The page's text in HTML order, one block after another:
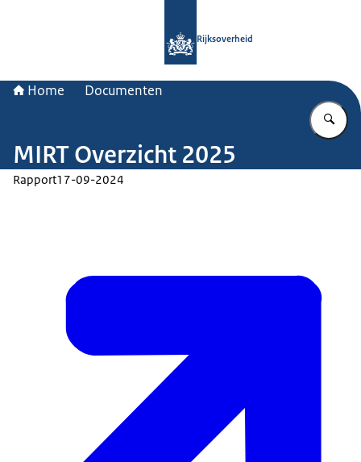
Rijksoverheid
Home Documenten
MIRT Overzicht 2025
Rapport17-09-2024